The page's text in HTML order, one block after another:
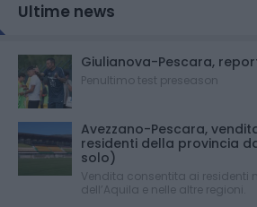
Ultime news
Giulianova-Pescara,
Penultimo test preseason
Avezzano-Pescara,
residenti della provincia
solo)
Vendita consentita ai residenti
dell’Aquila e nelle altre regioni.